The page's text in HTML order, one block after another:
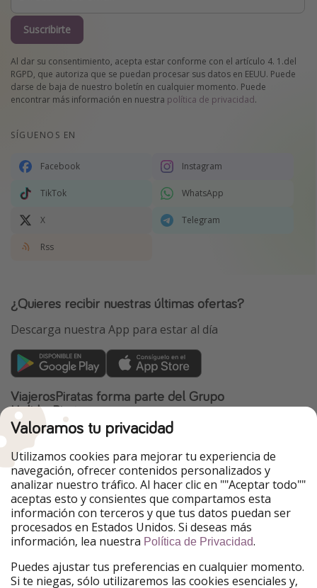
Suscribirte
Al dar su consentimiento, acepta estar conforme con el artículo 4. 1.del
RGPD, que autoriza que se puedan procesar sus datos en EEUU. Puede
darse de baja de nuestro boletín en cualquier momento. Puede
encontrar más información en nuestra política de privacidad.
SÍGUENOS EN
Facebook Instagram
TikTok WhatsApp
X Telegram
Rss
¿Quieres recibir nuestras últimas ofertas?
Descarga nuestra App para estar al día
ViajerosPiratas forma parte del Grupo
HolidayPirates
Nuestros mercados
PiratinViaggio
HolidayPirates
VakantiePiraten
WakacyjniPiraci
VoyagesPirates
Ferienpiraten
Urlaubspiraten
Urlaubspiraten
TravelPirates
Nuestro grupo
HolidayPirates Group
Valoramos tu privacidad
Utilizamos cookies para mejorar tu experiencia de
navegación, ofrecer contenidos personalizados y
analizar nuestro tráfico. Al hacer clic en ""Aceptar todo""
aceptas esto y consientes que compartamos esta
información con terceros y que tus datos puedan ser
procesados en Estados Unidos. Si deseas más
información, lea nuestra Política de Privacidad.
Puedes ajustar tus preferencias en cualquier momento.
Si te niegas, sólo utilizaremos las cookies esenciales y,